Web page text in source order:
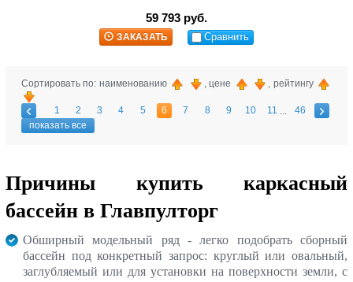
59 793 руб.
ЗАКАЗАТЬ Сравнить
Сортировать по: наименованию , цене , рейтингу
1 2 3 4 5 6 7 8 9 10 11 ...
46
показать все
Причины купить каркасный
бассейн в Главпулторг
Обширный модельный ряд - легко подобрать сборный
бассейн под конкретный запрос: круглый или овальный,
заглубляемый или для установки на поверхности земли, с